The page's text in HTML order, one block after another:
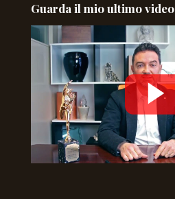
Guarda il mio ultimo video